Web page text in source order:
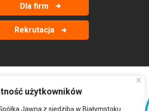
użytkowników
Jawna z siedzibą w Białymstoku
Dla firm
Rekrutacja